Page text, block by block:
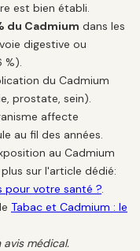
est bien établi.
du Cadmium dans les
digestive ou
%).
du Cadmium
prostate, sein).
affecte
au fil des années.
au Cadmium
sur l'article dédié:
pour votre santé ?.
Tabac et Cadmium : le
médical.